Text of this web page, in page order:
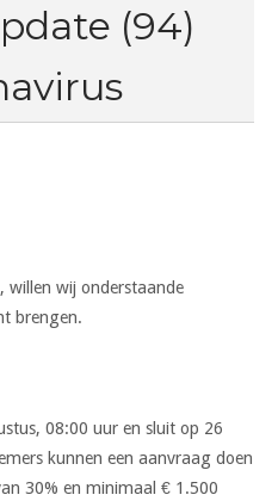
(94)
willen wij onderstaande
brengen.
08:00 uur en sluit op 26
kunnen een aanvraag doen
30% en minimaal € 1.500